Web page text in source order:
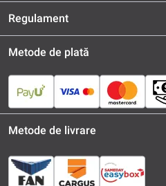
Regulament
Metode de plată
Metode de livrare